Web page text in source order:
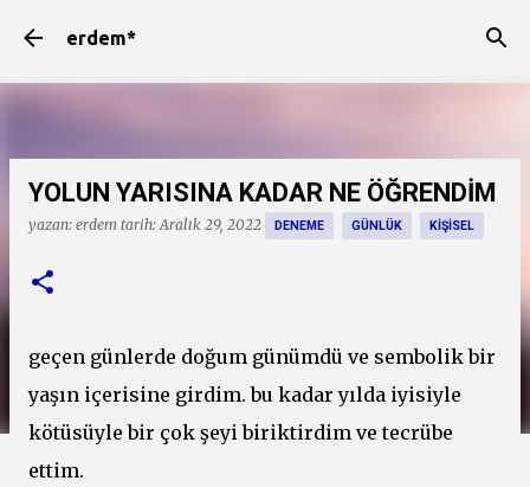
erdem*
YOLUN YARISINA KADAR NE ÖĞRENDİM
yazan: erdem tarih: Aralık 29, 2022 DENEME GÜNLÜK KIŞISEL
geçen günlerde doğum günümdü ve sembolik bir
yaşın içerisine girdim. bu kadar yılda iyisiyle
kötüsüyle bir çok şeyi biriktirdim ve tecrübe
ettim.